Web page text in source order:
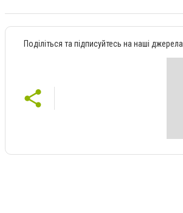
Поділіться та підписуйтесь на наші джерела